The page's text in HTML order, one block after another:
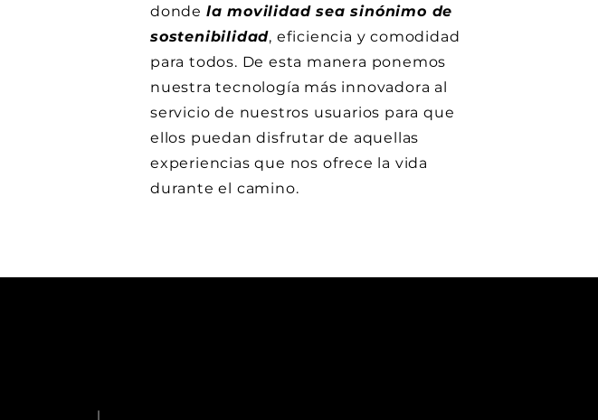
donde la movilidad sea sinónimo de
sostenibilidad, eficiencia y comodidad
para todos. De esta manera ponemos
nuestra tecnología más innovadora al
servicio de nuestros usuarios para que
ellos puedan disfrutar de aquellas
experiencias que nos ofrece la vida
durante el camino.